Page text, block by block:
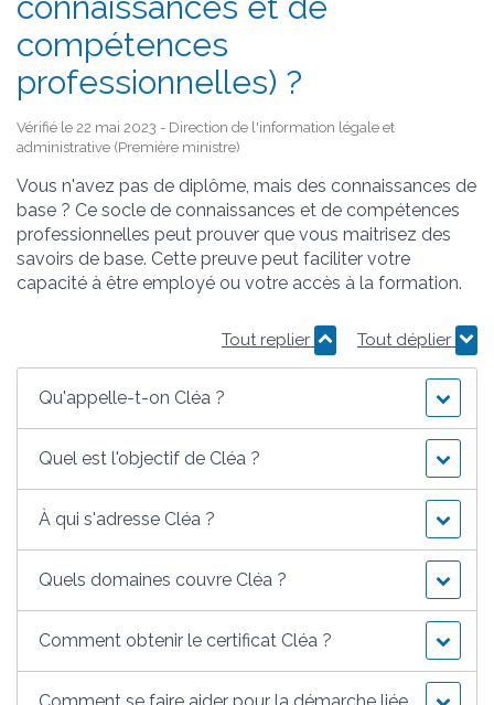
compétences
professionnelles) ?
Vérifié le 22 mai 2023 - Direction de l'information légale et
administrative (Première ministre)
Vous n'avez pas de diplôme, mais des connaissances de
base ? Ce socle de connaissances et de compétences
professionnelles peut prouver que vous maitrisez des
savoirs de base. Cette preuve peut faciliter votre
capacité à être employé ou votre accès à la formation.
Tout replier Tout déplier
Qu'appelle-t-on Cléa ?
Quel est l'objectif de Cléa ?
À qui s'adresse Cléa ?
Quels domaines couvre Cléa ?
Comment obtenir le certificat Cléa ?